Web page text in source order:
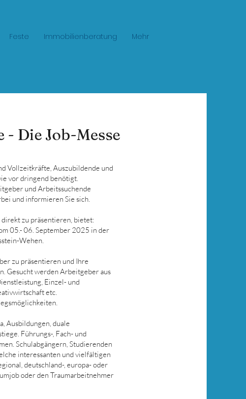
Feste Immobilienberatung Mehr
- Die Job-Messe
Vollzeitkräfte, Auszubildende und
vor dringend benötigt.
und Arbeitssuchende
und informieren Sie sich.
zu präsentieren, bietet:
05.- 06. September 2025 in der
Wehen.
zu präsentieren und Ihre
Gesucht werden Arbeitgeber aus
Einzel- und
etc.
Ausbildungen, duale
Führungs-, Fach- und
Schulabgängern, Studierenden
interessanten und vielfältigen
deutschland-, europa- oder
oder den Traumarbeitnehmer